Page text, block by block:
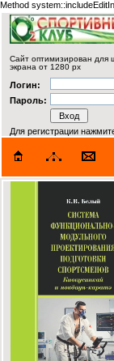
Method
Сайт оптимизирован для
экрана от 1280 px
Логин:
Пароль:
Для регистрации